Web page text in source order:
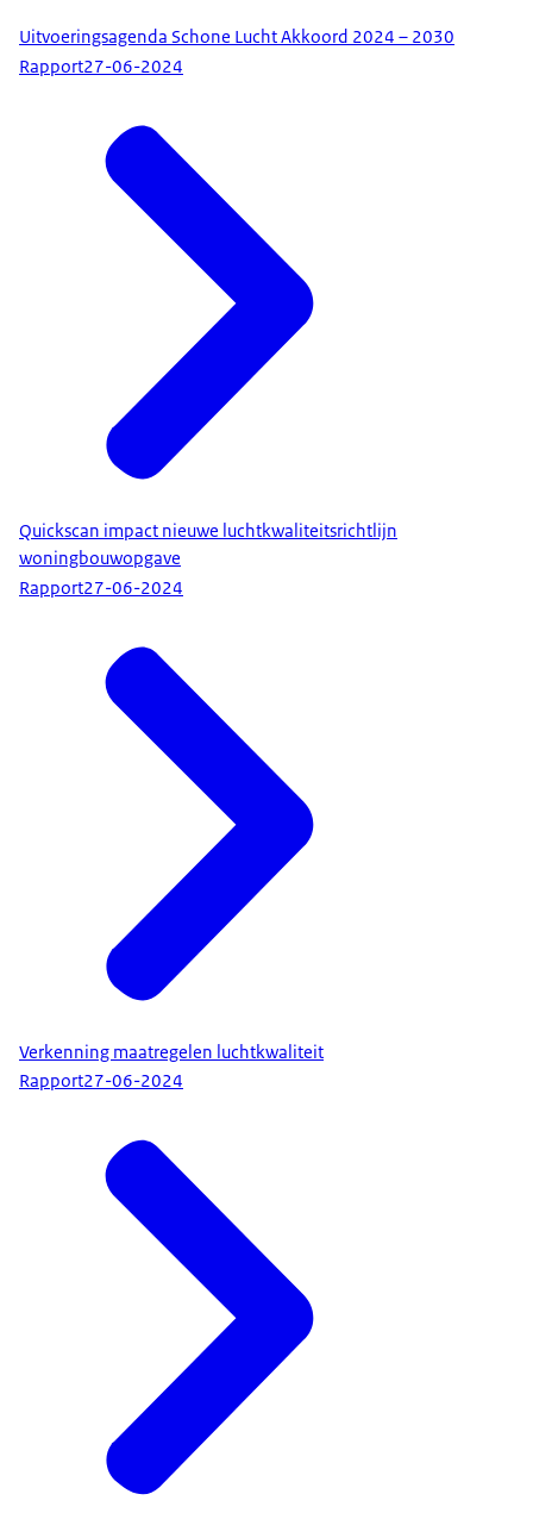
Uitvoeringsagenda Schone Lucht Akkoord 2024 – 2030
Rapport27-06-2024
Quickscan impact nieuwe luchtkwaliteitsrichtlijn
woningbouwopgave
Rapport27-06-2024
Verkenning maatregelen luchtkwaliteit
Rapport27-06-2024